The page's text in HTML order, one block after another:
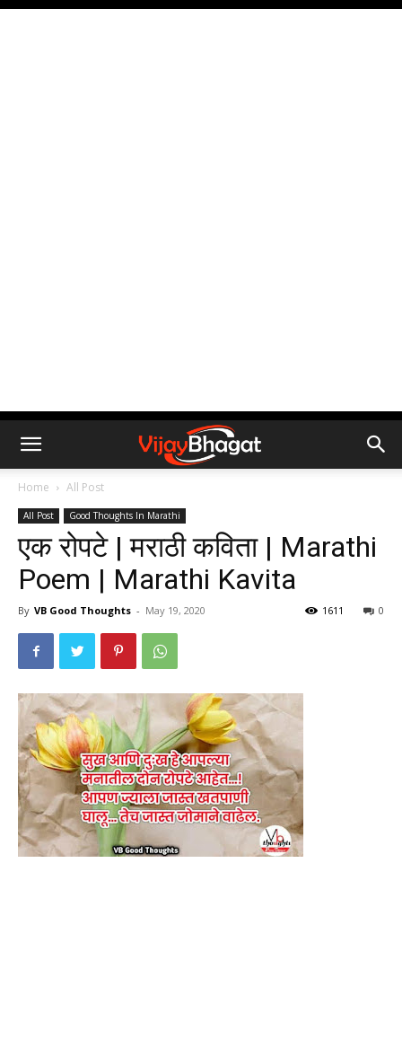
Home All Post
All Post Good Thoughts In Marathi
एक रोपटे | मराठी कविता | Marathi
Poem | Marathi Kavita
By VB Good Thoughts - May 19, 2020 0
1611